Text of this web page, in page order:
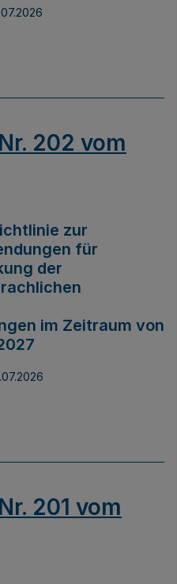
202 vom
zur
für
der
im Zeitraum von
201 vom